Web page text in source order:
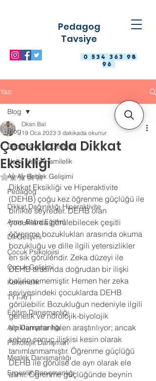
0 534 363 98
96
Pedagog
Tavsiye
Yazı
Blog
Bebek Çocuk Gelişimi
Hafta Hafta Hamilelik
Ay Ay Bebek Gelişimi
Pedagog
Dikkat Dağınıklığı Hiperaktivite
Anne-Baba Eğitimi
Dil Gelişimi
Çocuk Psikolojisi
Çocuk Gelişimi
Kekemelik
TYT-AYT
Eğitim Danışmanlığı
Aile Danışmanlığı
Psikolojik Danışman
Meslek Danışmanlığı
Ergenlik Danışmanlığı
Blog
Çocuklarda Dikkat
Eksikliği
Okan Bal
19 Oca 2023 3 dakikada okunur
5 üzerinden NaN yıldız
Dikkat Eksikliği ve Hiperaktivite
(DEHB) çoğu kez öğrenme güçlüğü ile
birlikte seyreder. DEHB olan
çocuklarda görülebilecek çeşitli
öğrenme bozuklukları arasında okuma
bozukluğu ve dille ilgili yetersizlikler
en sık görülendir. Zeka düzeyi ile
DEHB arasında doğrudan bir ilişki
belirlenememiştir. Hemen her zeka
seviyesindeki çocuklarda DEHB
görülebilir. Bozukluğun nedeniyle ilgili
genetik ve nörolojik-biyolojik
açıklamalar halen araştırılıyor; ancak
sebep sonuç ilişkisi kesin olarak
tanımlanmamıştır. Öğrenme güçlüğü
DEHB ile görülse de ayrı olarak ele
alınır. Öğrenme güçlüğünde beynin